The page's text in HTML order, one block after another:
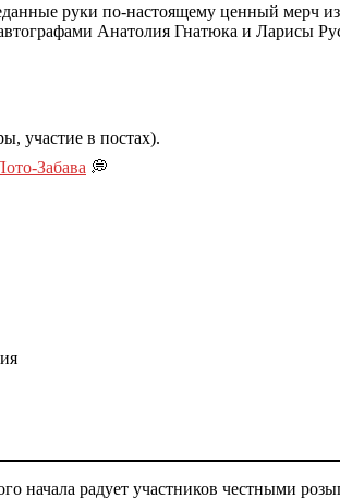
руки по-настоящему ценный мерч
Анатолия Гнатюка и Ларисы
участие в постах).
Забава 💭
начала радует участников честными